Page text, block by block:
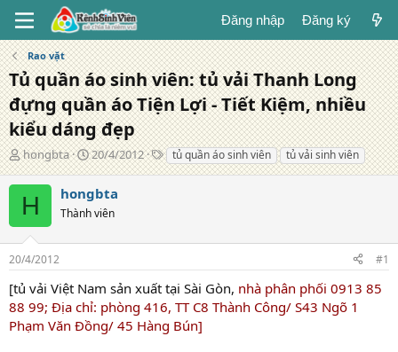
Đăng nhập Đăng ký
Rao vặt
Tủ quần áo sinh viên: tủ vải Thanh Long
đựng quần áo Tiện Lợi - Tiết Kiệm, nhiều
kiểu dáng đẹp
T
á
c
g
i
hongbta
N
g
à
y
đ
n
20/4/2012
T
ừ
tủ quần áo sinh viên tủ vải sinh viên
H hongbta
Thành viên
20/4/2012 #1
[tủ vải Việt Nam sản xuất tại Sài Gòn, nhà phân phối 0913 85
88 99; Địa chỉ: phòng 416, TT C8 Thành Công/ S43 Ngõ 1
Phạm Văn Đồng/ 45 Hàng Bún]